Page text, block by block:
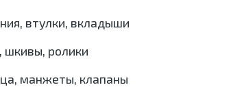
втулки, вкладыши
шкивы, ролики
манжеты, клапаны